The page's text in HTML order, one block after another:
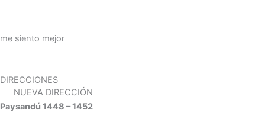
me siento mejor
DIRECCIONES
NUEVA DIRECCIÓN
Paysandú 1448 – 1452